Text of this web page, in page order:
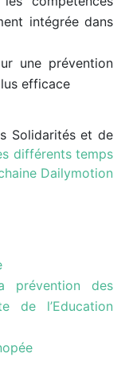
intégrée dans
une prévention
efficace
Solidarités et de
différents temps
Dailymotion
prévention des
de l’Education